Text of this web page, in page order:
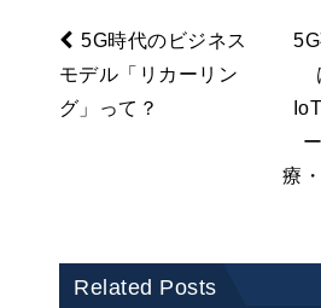
5G時代のビジネス
モデル「リカーリン
グ」って？
療
Related Posts